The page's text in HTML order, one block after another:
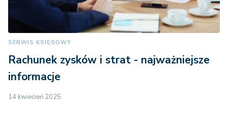
SERWIS KSIĘGOWY
Rachunek zysków i strat - najważniejsze
informacje
14 kwiecień 2025